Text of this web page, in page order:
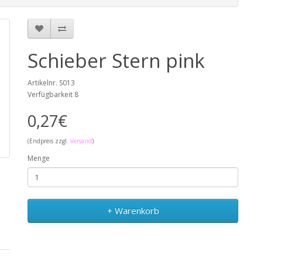
Schieber Stern pink
Artikelnr. S013
Verfügbarkeit 8
0,27€
(Endpreis zzgl. Versand)
Menge
+ Warenkorb